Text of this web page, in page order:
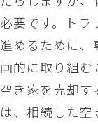
必要です。トラ
進めるために
画的に取り組む
空き家を売却
は、相続した